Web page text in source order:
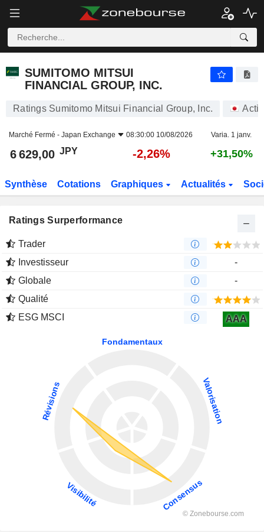
SUMITOMO MITSUI
FINANCIAL GROUP, INC.
Ratings Sumitomo Mitsui Financial Group, Inc.
Marché Fermé - Japan Exchange 08:30:00 10/08/2026 Varia. 1 janv.
6 629,00 JPY -2,26% +31,50%
Synthèse Cotations Graphiques Actualités
Ratings Surperformance
Trader
Investisseur
-
Globale
-
Qualité
ESG MSCI
AAA